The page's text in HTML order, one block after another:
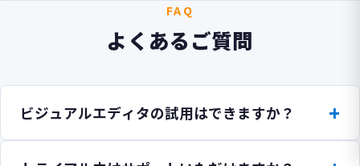
FAQ
よくあるご質問
ビジュアルエディタの試用はできますか？